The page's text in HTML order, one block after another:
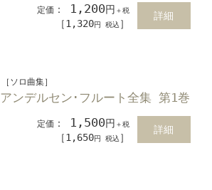
定価 ： 1,200円 ＋税
［1,320円 税込 ］
詳細
［ソロ曲集］
アンデルセン･フルート全集 第1巻
定価 ： 1,500円 ＋税
［1,650円 税込 ］
詳細